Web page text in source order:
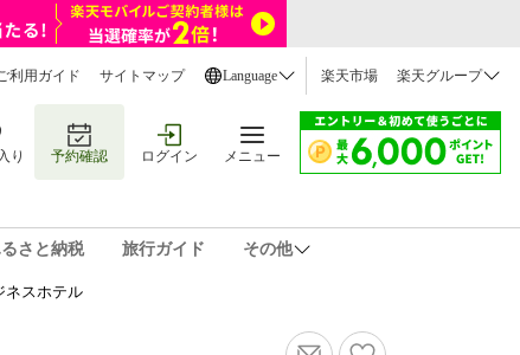
利用ガイド サイトマップ Language 楽天市場 楽天グループ
り 予約確認 ログイン メニュー
さと納税 旅行ガイド その他
スホテル